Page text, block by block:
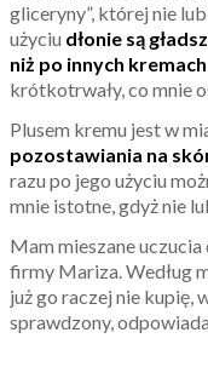
gliceryny”, której nie
użyciu dłonie są
niż po innych
krótkotrwały, co mnie
Plusem kremu jest w
pozostawiania na
razu po jego użyciu
mnie istotne, gdyż nie
Mam mieszane
firmy Mariza. Według
już go raczej nie kupię,
sprawdzony,